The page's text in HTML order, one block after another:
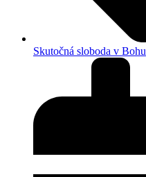
Skutočná sloboda v Bohu